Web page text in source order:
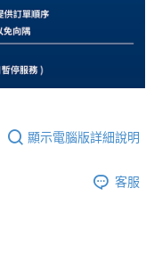
顯示電腦版詳細說明
客服